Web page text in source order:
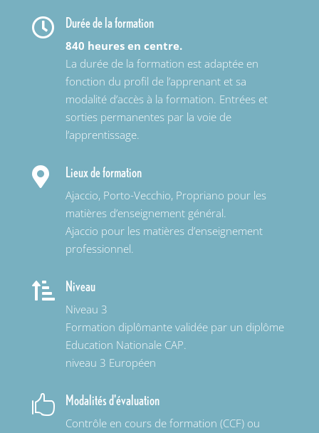
 Durée de la formation
840 heures en centre.
La durée de la formation est adaptée en
fonction du profil de l’apprenant et sa
modalité d’accès à la formation. Entrées et
sorties permanentes par la voie de
l’apprentissage.
 Lieux de formation
Ajaccio, Porto-Vecchio, Propriano pour les
matières d’enseignement général.
Ajaccio pour les matières d’enseignement
professionnel.
 Niveau
Niveau 3
Formation diplômante validée par un diplôme
Education Nationale CAP.
niveau 3 Européen
 Modalités d'évaluation
Contrôle en cours de formation (CCF) ou